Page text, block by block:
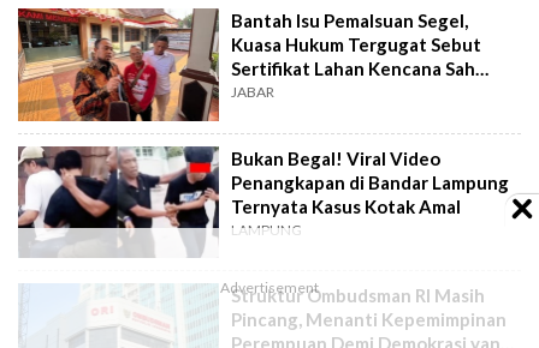
Bantah Isu Pemalsuan Segel,
Kuasa Hukum Tergugat Sebut
Sertifikat Lahan Kencana Sah
Lewat PTSL
JABAR
Bukan Begal! Viral Video
Penangkapan di Bandar Lampung
Ternyata Kasus Kotak Amal
LAMPUNG
Struktur Ombudsman RI Masih
Pincang, Menanti Kepemimpinan